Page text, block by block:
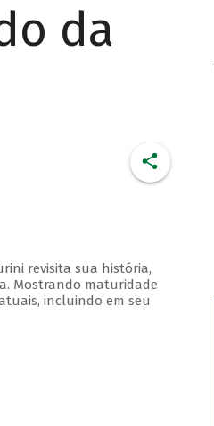
da
revisita sua história,
Mostrando maturidade
incluindo em seu